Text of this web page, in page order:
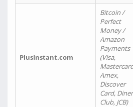
PlusInstant.com
Bitcoin /
Perfect
Money /
Amazon
Payments
(Visa,
Amex,
Discover
Card,
Club, JCB)